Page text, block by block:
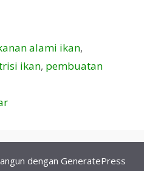
alami ikan,
ikan, pembuatan
dengan GeneratePress